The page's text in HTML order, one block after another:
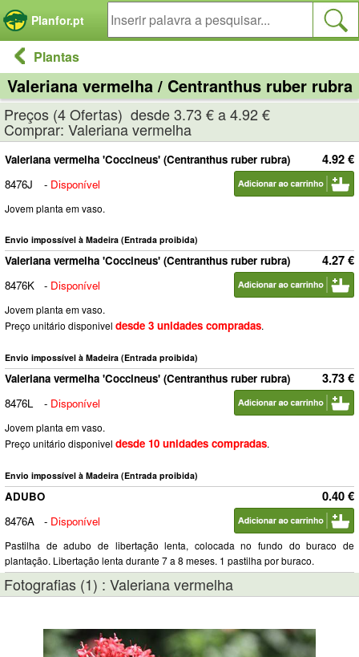
Planfor.pt
Plantas
Valeriana vermelha / Centranthus ruber rubra
Preços (4 Ofertas) desde 3.73 € a 4.92 €
Comprar: Valeriana vermelha
4.92 €
Valeriana vermelha 'Coccineus' (Centranthus ruber rubra)
8476J
- Disponível
Jovem planta em vaso.
Envio impossível à Madeira (Entrada proibida)
4.27 €
Valeriana vermelha 'Coccineus' (Centranthus ruber rubra)
8476K
- Disponível
Jovem planta em vaso.
Preço unitário disponivel desde 3 unidades compradas.
Envio impossível à Madeira (Entrada proibida)
3.73 €
Valeriana vermelha 'Coccineus' (Centranthus ruber rubra)
8476L
- Disponível
Jovem planta em vaso.
Preço unitário disponivel desde 10 unidades compradas.
Envio impossível à Madeira (Entrada proibida)
0.40 €
ADUBO
8476A
- Disponível
Pastilha de adubo de libertação lenta, colocada no fundo do buraco de
plantação. Libertação lenta durante 7 a 8 meses. 1 pastilha por buraco.
Fotografias (1) : Valeriana vermelha
Painel de Gerenciamento de Cookies